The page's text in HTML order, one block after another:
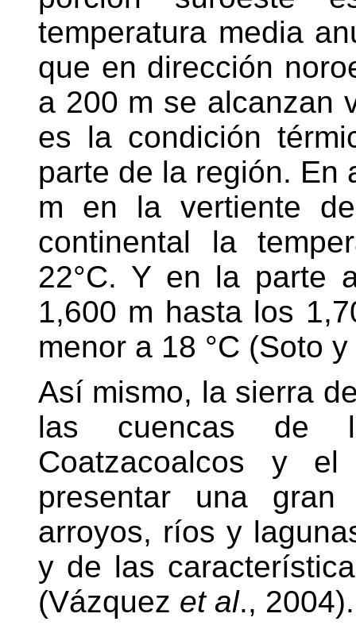
temperatura media
que en dirección
a 200 m se alcanzan
es la condición
parte de la región. En
m en la vertiente
continental la
22°C. Y en la parte
1,600 m hasta los
menor a 18 °C (Soto
Así mismo, la sierra
las cuencas de
Coatzacoalcos y
presentar una gran
arroyos, ríos y
y de las
(Vázquez et al., 2004).